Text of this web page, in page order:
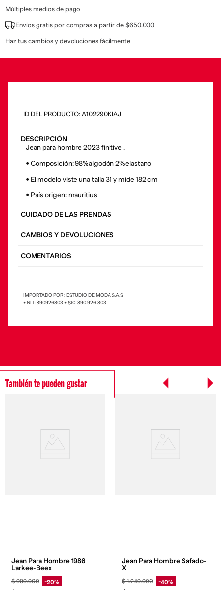
Múltiples medios de pago
Envíos gratis por compras a partir de $650.000
Haz tus cambios y devoluciones fácilmente
: A102290KIAJ
DESCRIPCIÓN
Jean para hombre 2023 finitive .
• Composición: 98%algodón 2%elastano
• El modelo viste una talla 31 y mide 182 cm
• País origen: mauritius
CUIDADO DE LAS PRENDAS
CAMBIOS Y DEVOLUCIONES
COMENTARIOS
IMPORTADO POR : ESTUDIO DE MODA S.A.S
• NIT: 890926803 • SIC: 890.926.803
También te pueden gustar
Jean Para Hombre 1986
Larkee-Beex
$999.900 20%
Jean Para Hombre Safado-
X
$1.249.900 40%